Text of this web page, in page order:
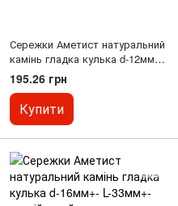
Сережки Аметист натуральний
камінь гладка кулька d-12мм+-
L-32мм+- англійський замок
195.26 грн
Купити